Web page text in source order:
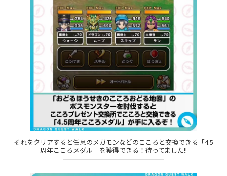
それをクリアすると任意のメガモンなどのこころと交換できる「4.5
周年こころメダル」を獲得できる！待ってました!!